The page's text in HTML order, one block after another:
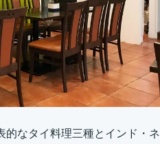
的なタイ料理三種とインド・ネ